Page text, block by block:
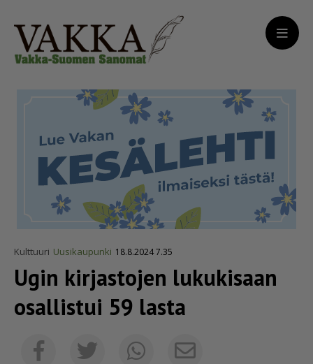
Kulttuuri Uusikaupunki 18.8.2024 7.35
Ugin kirjastojen lukukisaan
osallistui 59 lasta
FacebookTwitterWhatsappSähköposti